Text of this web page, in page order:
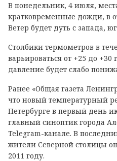
В понедельник, 4 июля,
кратковременные дожди, в
Ветер будет дуть с запада,
Столбики термометров в
варьироваться от +25 до
давление будет слабо
Ранее «Общая газета
что новый температурный
Петербурге в первый день
главный синоптик города
Telegram-канале. В
жители Северной столицы
2011 году.